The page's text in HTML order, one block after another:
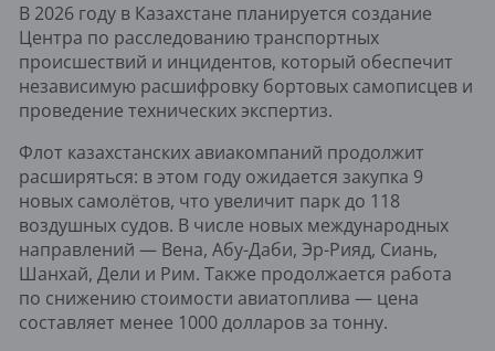
В 2026 году в Казахстане планируется создание
Центра по расследованию транспортных
происшествий и инцидентов, который обеспечит
независимую расшифровку бортовых самописцев и
проведение технических экспертиз.
Флот казахстанских авиакомпаний продолжит
расширяться: в этом году ожидается закупка 9
новых самолётов, что увеличит парк до 118
воздушных судов. В числе новых международных
направлений — Вена, Абу-Даби, Эр-Рияд, Сиань,
Шанхай, Дели и Рим. Также продолжается работа
по снижению стоимости авиатоплива — цена
составляет менее 1000 долларов за тонну.